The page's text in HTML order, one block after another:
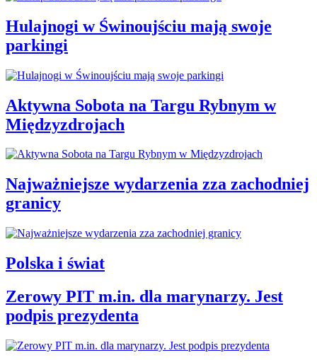
Hulajnogi w Świnoujściu mają swoje
parkingi
Aktywna Sobota na Targu Rybnym w
Międzyzdrojach
Najważniejsze wydarzenia zza zachodniej
granicy
Polska i świat
Zerowy PIT m.in. dla marynarzy. Jest
podpis prezydenta